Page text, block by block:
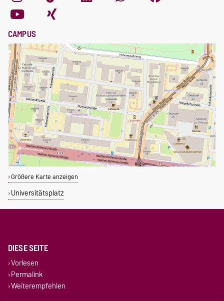
CAMPUS
Größere Karte anzeigen
Universitätsplatz
DIESE SEITE
Vorlesen
Permalink
Weiterempfehlen